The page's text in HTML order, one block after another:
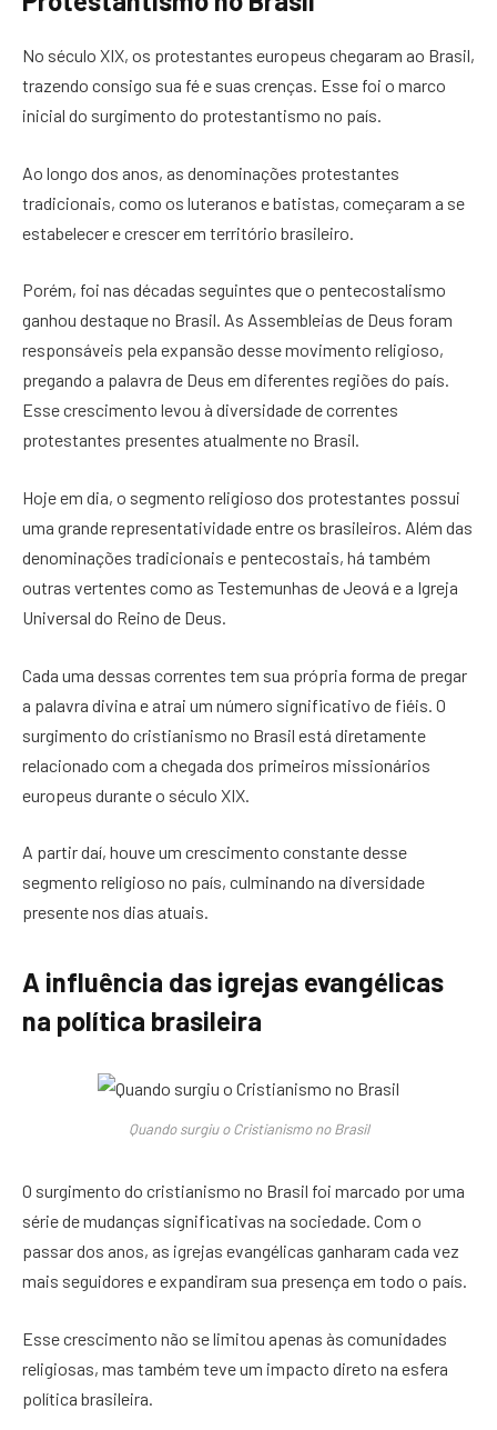
No século XIX, os protestantes europeus chegaram ao Brasil,
trazendo consigo sua fé e suas crenças. Esse foi o marco
inicial do surgimento do protestantismo no país.
Ao longo dos anos, as denominações protestantes
tradicionais, como os luteranos e batistas, começaram a se
estabelecer e crescer em território brasileiro.
Porém, foi nas décadas seguintes que o pentecostalismo
ganhou destaque no Brasil. As Assembleias de Deus foram
responsáveis pela expansão desse movimento religioso,
pregando a palavra de Deus em diferentes regiões do país.
Esse crescimento levou à diversidade de correntes
protestantes presentes atualmente no Brasil.
Hoje em dia, o segmento religioso dos protestantes possui
uma grande representatividade entre os brasileiros. Além das
denominações tradicionais e pentecostais, há também
outras vertentes como as Testemunhas de Jeová e a Igreja
Universal do Reino de Deus.
Cada uma dessas correntes tem sua própria forma de pregar
a palavra divina e atrai um número significativo de fiéis. O
surgimento do cristianismo no Brasil está diretamente
relacionado com a chegada dos primeiros missionários
europeus durante o século XIX.
A partir daí, houve um crescimento constante desse
segmento religioso no país, culminando na diversidade
presente nos dias atuais.
A influência das igrejas evangélicas
na política brasileira
Quando surgiu o Cristianismo no Brasil
O surgimento do cristianismo no Brasil foi marcado por uma
série de mudanças significativas na sociedade. Com o
passar dos anos, as igrejas evangélicas ganharam cada vez
mais seguidores e expandiram sua presença em todo o país.
Esse crescimento não se limitou apenas às comunidades
religiosas, mas também teve um impacto direto na esfera
política brasileira.